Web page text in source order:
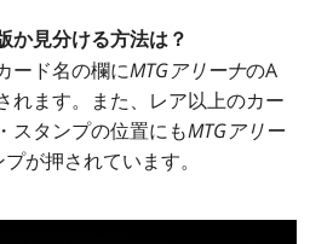
か見分ける方法は？
ード名の欄にMTGアリーナのA
れます。また、レア以上のカー
スタンプの位置にもMTGアリー
が押されています。